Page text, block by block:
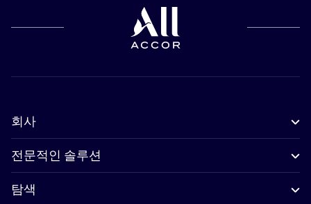
회사
전문적인 솔루션
탐색